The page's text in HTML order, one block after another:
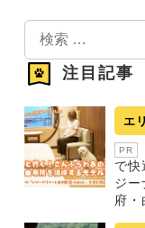
検
索
注目記事
エ
PR
で快
ジー
府・